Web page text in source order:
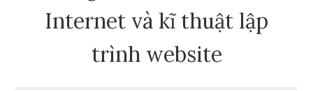
Internet và kĩ thuật lập
trình website